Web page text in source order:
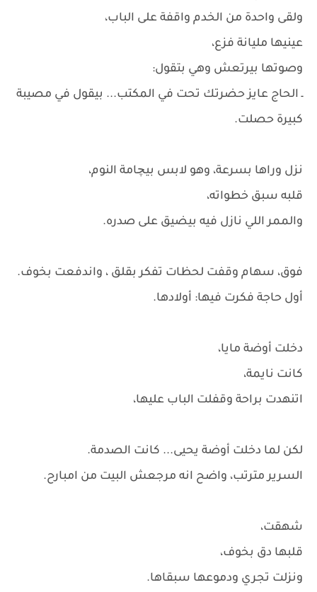
ولقى واحدة من الخدم واقفة على الباب،
عينيها مليانة فزع،
وصوتها بيرتعش وهي بتقول:
ـ الحاج عايز حضرتك تحت في المكتب... بيقول في مصيبة
كبيرة حصلت.
نزل وراها بسرعة، وهو لابس بيچامة النوم،
قلبه سبق خطواته،
والممر اللي نازل فيه بيضيق على صدره.
فوق، سهام وقفت لحظات تفكر بقلق ، واندفعت بخوف.
أول حاجة فكرت فيها: أولادها.
دخلت أوضة مايا،
كانت نايمة،
اتنهدت براحة وقفلت الباب عليها،
لكن لما دخلت أوضة يحيى... كانت الصدمة.
السرير مترتب، واضح انه مرجعش البيت من امبارح.
شهقت،
قلبها دق بخوف،
ونزلت تجري ودموعها سبقاها.